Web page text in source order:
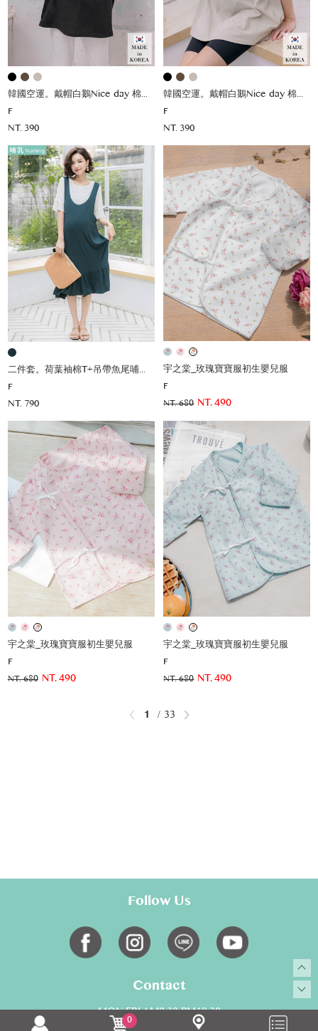
韓國空運。戴帽白鵝Nice day 棉上衣
F
NT. 390
韓國空運。戴帽白鵝Nice day 棉上衣
F
NT. 390
二件套。荷葉袖棉T+吊帶魚尾哺乳洋(薄彈)
F
NT. 790
宇之棠_玫瑰寶寶服初生嬰兒服
F
NT. 680 NT. 490
宇之棠_玫瑰寶寶服初生嬰兒服
F
NT. 680 NT. 490
宇之棠_玫瑰寶寶服初生嬰兒服
F
NT. 680 NT. 490
1 33
Follow Us
Contact
MON-FRI AM9:30-PM18:30
0